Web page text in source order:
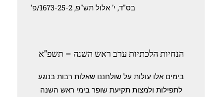
בס"ד, ‏י' אלול תש"פ, 1673-25-2/פ'
הנחיות הלכתיות ערב ראש השנה – תשפ"א
בימים אלו עולות על שולחננו שאלות רבות בנוגע
לתפילות ולמצות תקיעת שופר בימי ראש השנה